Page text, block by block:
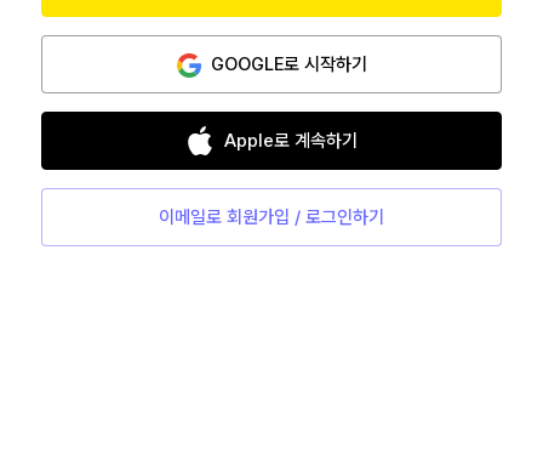
GOOGLE로 시작하기
Apple로 계속하기
이메일로 회원가입 / 로그인하기